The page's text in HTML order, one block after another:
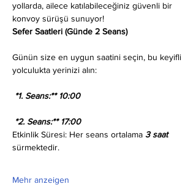
yollarda, ailece katılabileceğiniz güvenli bir
konvoy sürüşü sunuyor!
Sefer Saatleri (Günde 2 Seans)
Günün size en uygun saatini seçin, bu keyifli
yolculukta yerinizi alın:
*1. Seans:** 10:00
*2. Seans:** 17:00
Etkinlik Süresi: Her seans ortalama 3 saat
sürmektedir.
Mehr anzeigen